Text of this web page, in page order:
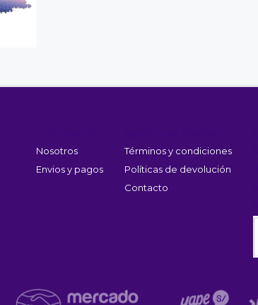
Nosotros
Envios y pagos
Términos y condiciones
Políticas de devolución
Contacto